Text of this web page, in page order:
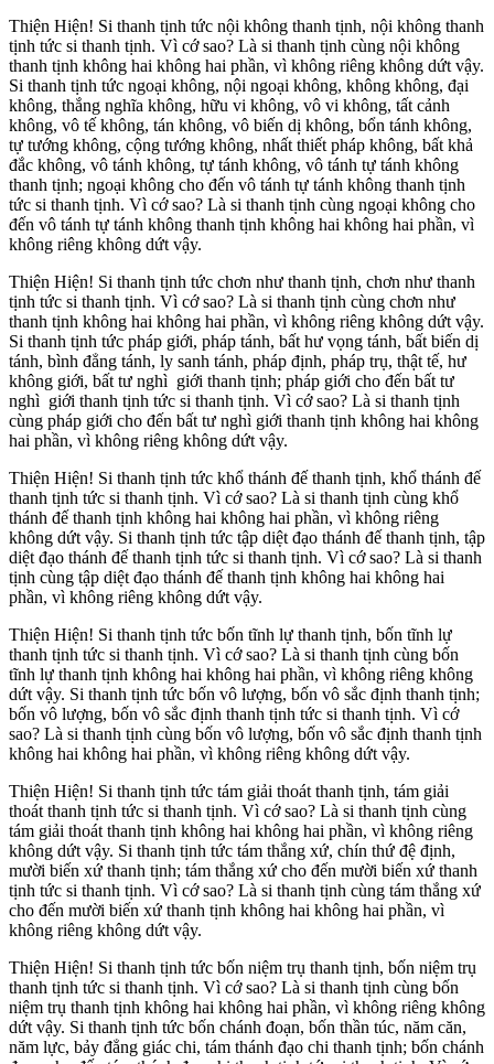
Thiện Hiện! Si thanh tịnh tức nội không thanh tịnh, nội không thanh
tịnh tức si thanh tịnh. Vì cớ sao? Là si thanh tịnh cùng nội không
thanh tịnh không hai không hai phần, vì không riêng không dứt vậy.
Si thanh tịnh tức ngoại không, nội ngoại không, không không, đại
không, thắng nghĩa không, hữu vi không, vô vi không, tất cảnh
không, vô tế không, tán không, vô biến dị không, bổn tánh không,
tự tướng không, cộng tướng không, nhất thiết pháp không, bất khả
đắc không, vô tánh không, tự tánh không, vô tánh tự tánh không
thanh tịnh; ngoại không cho đến vô tánh tự tánh không thanh tịnh
tức si thanh tịnh. Vì cớ sao? Là si thanh tịnh cùng ngoại không cho
đến vô tánh tự tánh không thanh tịnh không hai không hai phần, vì
không riêng không dứt vậy.
Thiện Hiện! Si thanh tịnh tức chơn như thanh tịnh, chơn như thanh
tịnh tức si thanh tịnh. Vì cớ sao? Là si thanh tịnh cùng chơn như
thanh tịnh không hai không hai phần, vì không riêng không dứt vậy.
Si thanh tịnh tức pháp giới, pháp tánh, bất hư vọng tánh, bất biến dị
tánh, bình đẳng tánh, ly sanh tánh, pháp định, pháp trụ, thật tế, hư
không giới, bất tư nghì giới thanh tịnh; pháp giới cho đến bất tư
nghì giới thanh tịnh tức si thanh tịnh. Vì cớ sao? Là si thanh tịnh
cùng pháp giới cho đến bất tư nghì giới thanh tịnh không hai không
hai phần, vì không riêng không dứt vậy.
Thiện Hiện! Si thanh tịnh tức khổ thánh đế thanh tịnh, khổ thánh đế
thanh tịnh tức si thanh tịnh. Vì cớ sao? Là si thanh tịnh cùng khổ
thánh đế thanh tịnh không hai không hai phần, vì không riêng
không dứt vậy. Si thanh tịnh tức tập diệt đạo thánh đế thanh tịnh, tập
diệt đạo thánh đế thanh tịnh tức si thanh tịnh. Vì cớ sao? Là si thanh
tịnh cùng tập diệt đạo thánh đế thanh tịnh không hai không hai
phần, vì không riêng không dứt vậy.
Thiện Hiện! Si thanh tịnh tức bốn tĩnh lự thanh tịnh, bốn tĩnh lự
thanh tịnh tức si thanh tịnh. Vì cớ sao? Là si thanh tịnh cùng bốn
tĩnh lự thanh tịnh không hai không hai phần, vì không riêng không
dứt vậy. Si thanh tịnh tức bốn vô lượng, bốn vô sắc định thanh tịnh;
bốn vô lượng, bốn vô sắc định thanh tịnh tức si thanh tịnh. Vì cớ
sao? Là si thanh tịnh cùng bốn vô lượng, bốn vô sắc định thanh tịnh
không hai không hai phần, vì không riêng không dứt vậy.
Thiện Hiện! Si thanh tịnh tức tám giải thoát thanh tịnh, tám giải
thoát thanh tịnh tức si thanh tịnh. Vì cớ sao? Là si thanh tịnh cùng
tám giải thoát thanh tịnh không hai không hai phần, vì không riêng
không dứt vậy. Si thanh tịnh tức tám thắng xứ, chín thứ đệ định,
mười biến xứ thanh tịnh; tám thắng xứ cho đến mười biến xứ thanh
tịnh tức si thanh tịnh. Vì cớ sao? Là si thanh tịnh cùng tám thắng xứ
cho đến mười biến xứ thanh tịnh không hai không hai phần, vì
không riêng không dứt vậy.
Thiện Hiện! Si thanh tịnh tức bốn niệm trụ thanh tịnh, bốn niệm trụ
thanh tịnh tức si thanh tịnh. Vì cớ sao? Là si thanh tịnh cùng bốn
niệm trụ thanh tịnh không hai không hai phần, vì không riêng không
dứt vậy. Si thanh tịnh tức bốn chánh đoạn, bốn thần túc, năm căn,
năm lực, bảy đẳng giác chi, tám thánh đạo chi thanh tịnh; bốn chánh